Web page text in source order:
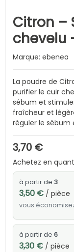
Citron –
chevelu
Marque: ebenea
La poudre de
purifier le cuir
sébum et
fraîcheur et
réguler le sébum
3,70 €
Achetez en
à partir de 3
3,50 €/ pièce
vous
à partir de 6
3,30 €/ pièce